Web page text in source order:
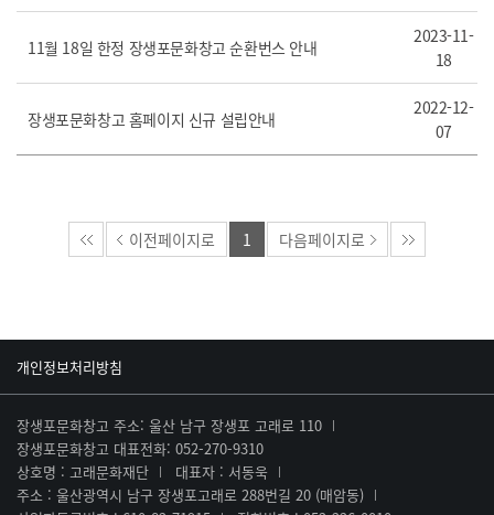
11월 18일 한정 장생포문화창고 순환번스 안내
2023-11-
18
장생포문화창고 홈페이지 신규 설립안내
2022-12-
07
이전페이지로 1 다음페이지로
개인정보처리방침
장생포문화창고 주소: 울산 남구 장생포 고래로 110
장생포문화창고 대표전화: 052-270-9310
상호명 : 고래문화재단
대표자 : 서동욱
주소 : 울산광역시 남구 장생포고래로 288번길 20 (매암동)